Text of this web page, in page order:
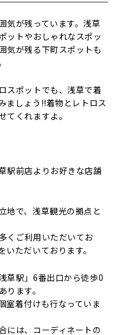
気が残っています。浅草
ットやおしゃれなスポッ
気が残る下町スポットも
スポットでも、浅草で着
ましょう!!着物とレトロス
てくれますよ。
駅前店よりお好きな店舗
地で、浅草観光の拠点と
くご利用いただいてお
ただいております。
草駅」6番出口から徒歩0
ます。
室着付けも行なっていま
には、コーディネートの